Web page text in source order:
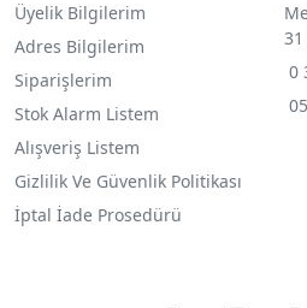
Üyelik Bilgilerim
Adres Bilgilerim
Siparişlerim
Stok Alarm Listem
Alışveriş Listem
Gizlilik Ve Güvenlik Politikası
İptal İade Prosedürü
0